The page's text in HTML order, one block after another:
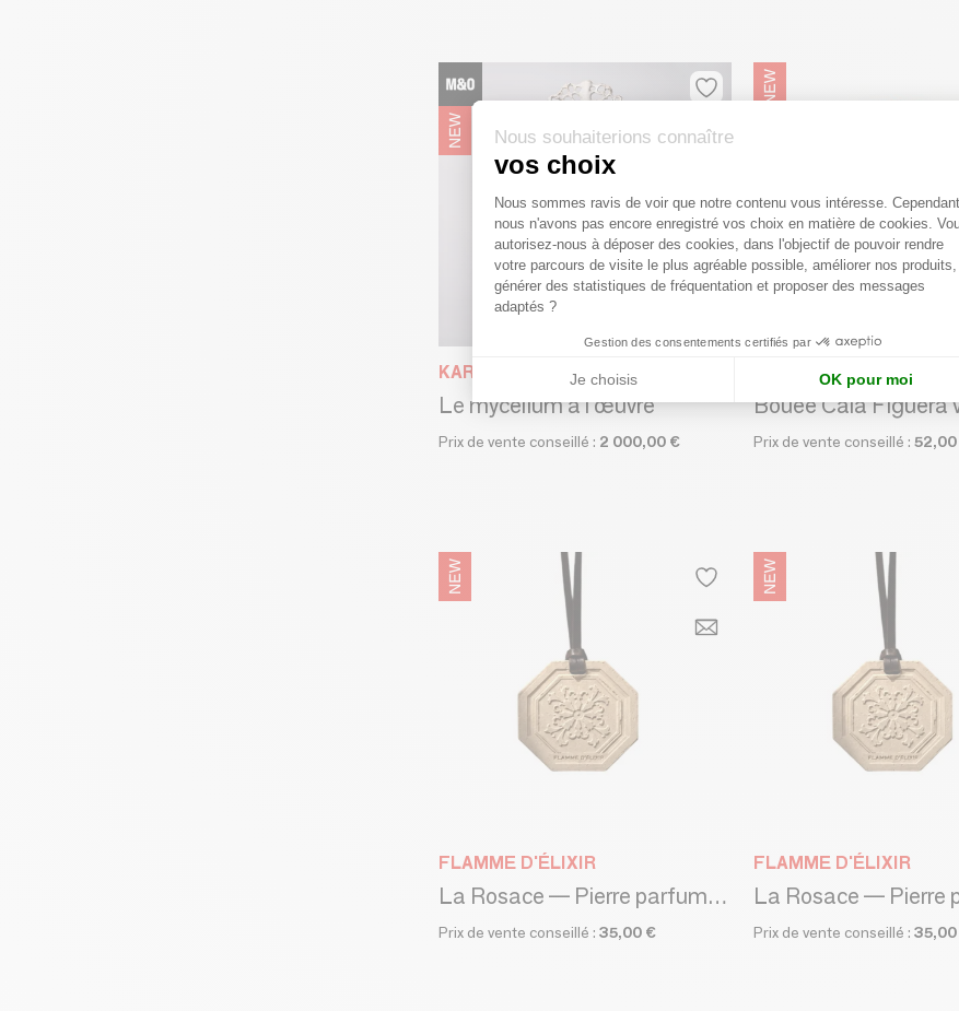
KARLIEN VAN ROOYEN
Le mycélium à l'œuvre
Prix de vente conseillé : 2 000,00 €
THE NICE FLEET
Bouée Cala Figuera
Prix de vente conseillé :
FLAMME D'ÉLIXIR
La Rosace — Pierre parfumée - PATCHOULI ET ROSES - PIERRE MARBRÉE
Prix de vente conseillé : 35,00 €
FLAMME D'ÉLIXIR
Prix de vente conseillé :
Nous souhaiterions connaître
vos choix
Plateforme de Gestion du
Nous sommes ravis de voir que notre contenu vous intéresse. Cependant,
nous n'avons pas encore enregistré vos choix en matière de cookies.
autorisez-nous à déposer des cookies, dans l'objectif de pouvoir rendre
votre parcours de visite le plus agréable possible, améliorer nos produits,
générer des statistiques de fréquentation et proposer des messages
adaptés ?
Gestion des consentements certifiés par
Je choisis OK pour moi
Axeptio consent